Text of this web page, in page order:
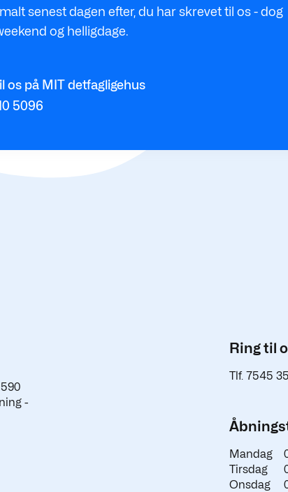
senest dagen efter, du har skrevet til os - dog
og helligdage.
os på MIT detfagligehus
5096
-
Ring til
Tlf. 7545
Mandag
Tirsdag
Onsdag